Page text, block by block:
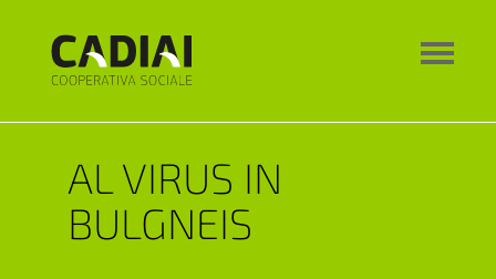
AL VIRUS IN
BULGNEIS